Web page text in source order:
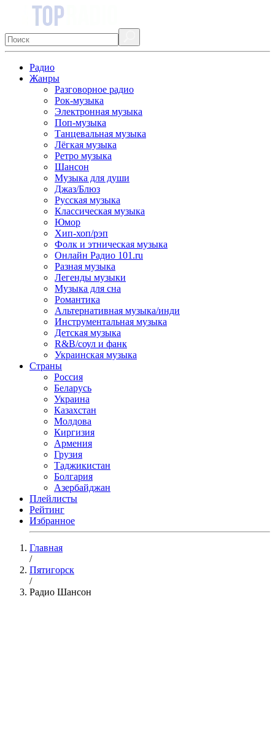
Радио
Жанры
Разговорное радио
Рок-музыка
Электронная музыка
Поп-музыка
Танцевальная музыка
Лёгкая музыка
Ретро музыка
Шансон
Музыка для души
Джаз/Блюз
Русская музыка
Классическая музыка
Юмор
Хип-хоп/рэп
Фолк и этническая музыка
Онлайн Радио 101.ru
Разная музыка
Легенды музыки
Музыка для сна
Романтика
Альтернативная музыка/инди
Инструментальная музыка
Детская музыка
R&B/cоул и фанк
Украинская музыка
Страны
Россия
Беларусь
Украина
Казахстан
Молдова
Киргизия
Армения
Грузия
Таджикистан
Болгария
Азербайджан
Плейлисты
Рейтинг
Избранное
Главная
/
Пятигорск
/
Радио Шансон